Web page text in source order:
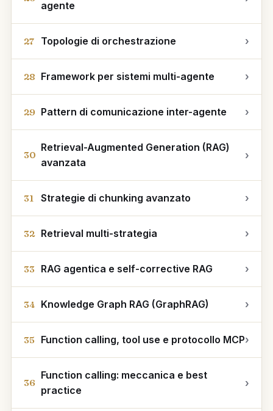
agente
27 Topologie di orchestrazione ›
28 Framework per sistemi multi-agente ›
29 Pattern di comunicazione inter-agente ›
30
Retrieval-Augmented Generation (RAG)
avanzata
›
31 Strategie di chunking avanzato ›
32 Retrieval multi-strategia ›
33 RAG agentica e self-corrective RAG ›
34 Knowledge Graph RAG (GraphRAG) ›
35 Function calling, tool use e protocollo MCP›
36
Function calling: meccanica e best
practice
›